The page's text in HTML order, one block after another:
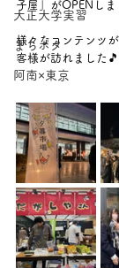
大正大学実習
まちポタ
阿南×東京
子屋」がOPENしま
様々なコンテンツ
客様が訪れました🎵